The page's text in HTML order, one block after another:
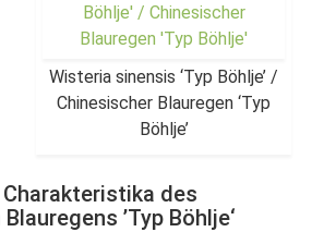
Wisteria sinensis ‘Typ Böhlje’ /
Chinesischer Blauregen ‘Typ
Böhlje’
des
’Typ Böhlje‘